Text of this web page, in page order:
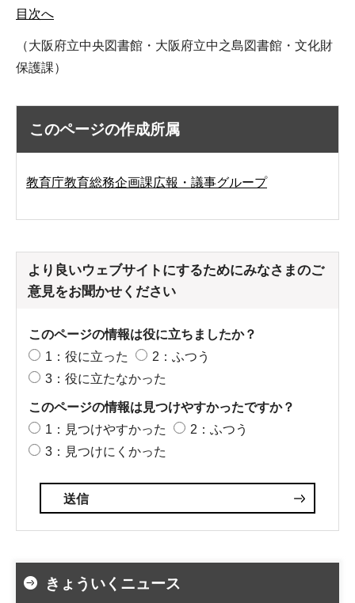
目次へ
（大阪府立中央図書館・大阪府立中之島図書館・文化財
保護課）
このページの作成所属
教育庁教育総務企画課広報・議事グループ
より良いウェブサイトにするためにみなさまのご
意見をお聞かせください
このページの情報は役に立ちましたか？
1：役に立った
2：ふつう
3：役に立たなかった
このページの情報は見つけやすかったですか？
1：見つけやすかった
2：ふつう
3：見つけにくかった
きょういくニュース